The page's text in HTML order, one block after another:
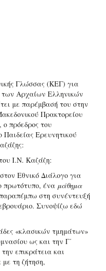
Γλώσσας (ΚΕΓ) για
Αρχαίων Ελληνικών
με παρέμβασή του στην
Πρακτορείου
πρόεδρος του
Ερευνητικού
Ι.Ν. Καζάζη:
Εθνικό Διάλογο για
ένα μάθημα
στη συνέντευξή
Συνοψίζω εδώ
«κλασικών τμημάτων»
ως και την Γ΄
επικράτεια και
τη ζήτηση,